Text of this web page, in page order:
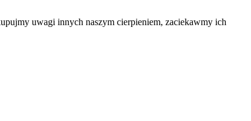
uwagi innych naszym cierpieniem, zaciekawmy ich